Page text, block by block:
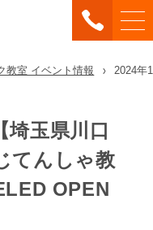
教室 イベント情報 2024年
埼玉県川口
てんしゃ教
OPEN